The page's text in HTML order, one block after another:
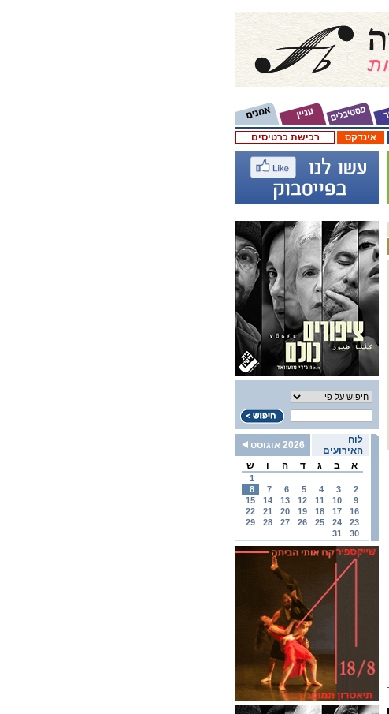
רכישת כרטיסים אינדקס
לוח
האירועים
2026 אוגוסט
א
ב ג ד ה ו ש
1
2
3
4
5
6
7
8
9
10
11
12
13
14
15
16
17
18
19
20
21
22
23
24
25
26
27
28
29
30
31